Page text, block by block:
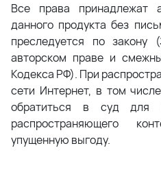
Все права принадлежат
данного продукта без
преследуется по
авторском праве и
Кодекса РФ). При
сети Интернет, в том
обратиться в суд для
распространяющего
упущенную выгоду.